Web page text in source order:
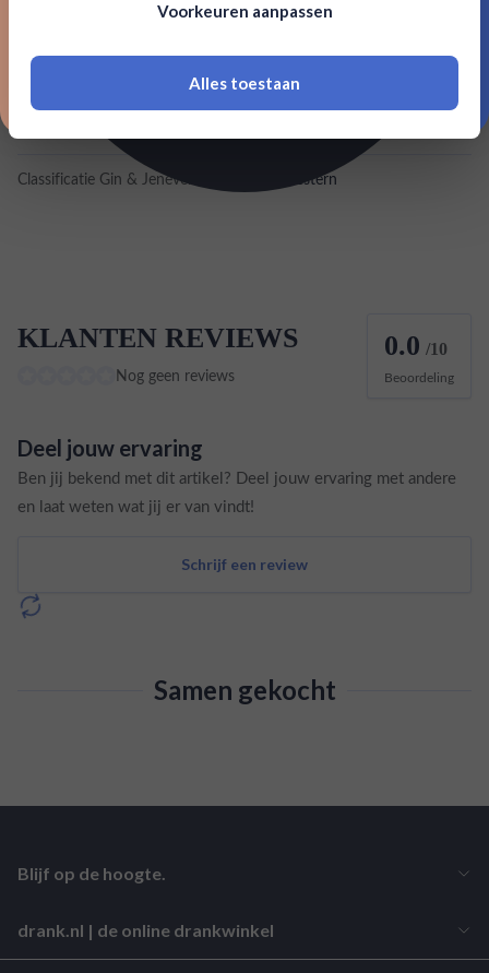
18 jaar of ouder zijn
Spanje
Classificatie Gin & Jenever New Western
KLANTEN REVIEWS
Nog geen reviews
0.0 /10
Beoordeling
Deel jouw ervaring
Ben jij bekend met dit artikel? Deel jouw ervaring met andere
en laat weten wat jij er van vindt!
Schrijf een review
Samen gekocht
drank.nl | de online drankwinkel
Blijf op de hoogte.
Voorkeuren aanpassen
Alles toestaan